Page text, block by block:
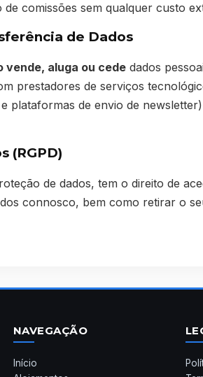
comissões sem qualquer custo
de Dados
vende, aluga ou cede dados
prestadores de serviços
plataformas de envio de
(RGPD)
de dados, tem o direito de
connosco, bem como retirar o
NAVEGAÇÃO
Início